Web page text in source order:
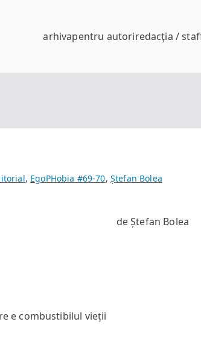
arhivapentru autoriredacţia /
, EgoPHobia #69-70, Ștefan Bolea
de Ștefan Bolea
e combustibilul vieții